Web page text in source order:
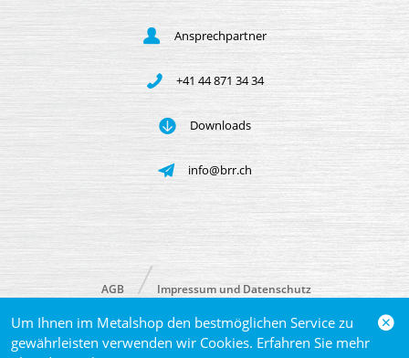
Um Ihnen im Metalshop den bestmöglichen Service zu
gewährleisten verwenden wir Cookies. Erfahren Sie mehr
Ansprechpartner
+41 44 871 34 34
Downloads
info@brr.ch
© 2026 Brütsch/Rüegger Metals AG
AGB Impressum und Datenschutz